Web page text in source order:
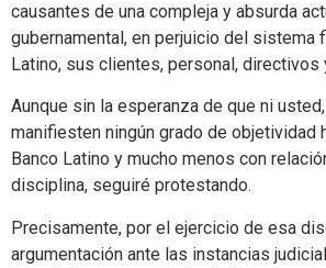
causantes de una compleja y absurda
gubernamental, en perjuicio del sistema
Latino, sus clientes, personal, directivos
Aunque sin la esperanza de que ni
manifiesten ningún grado de objetividad
Banco Latino y mucho menos con
disciplina, seguiré protestando.
Precisamente, por el ejercicio de esa
argumentación ante las instancias